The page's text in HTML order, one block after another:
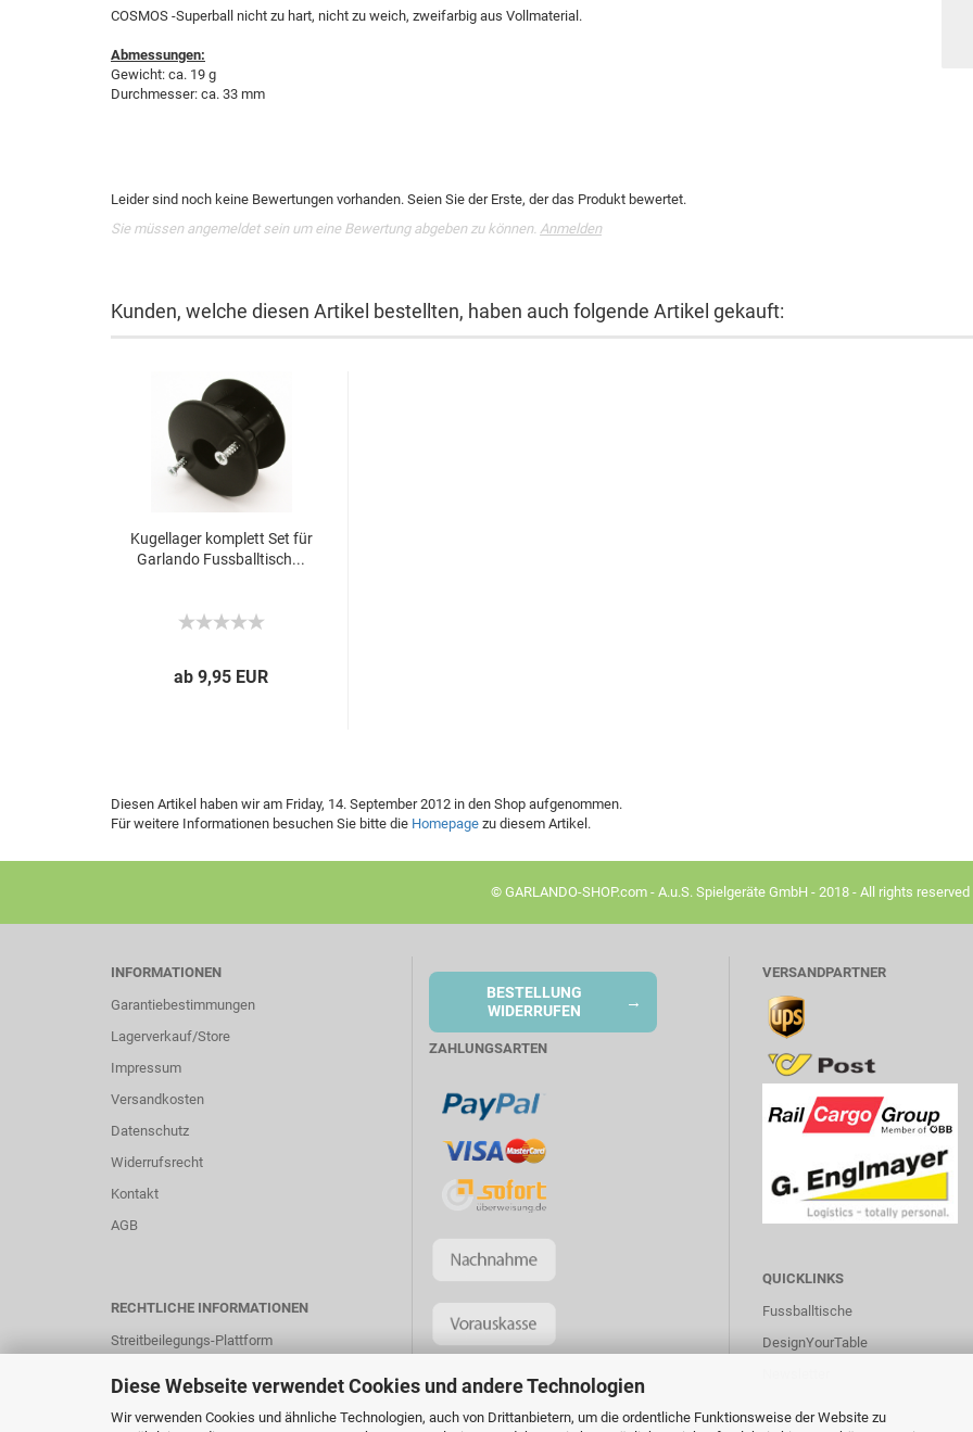
Diese Webseite verwendet Cookies und andere Technologien
Wir verwenden Cookies und ähnliche Technologien, auch von Drittanbietern, um die ordentliche Funktionsweise der Website zu
COSMOS -Superball nicht zu hart, nicht zu weich, zweifarbig aus Vollmaterial.
Abmessungen:
Gewicht: ca. 19 g
Durchmesser: ca. 33 mm
Leider sind noch keine Bewertungen vorhanden. Seien Sie der Erste, der das Produkt bewertet.
Sie müssen angemeldet sein um eine Bewertung abgeben zu können. Anmelden
Kunden, welche diesen Artikel bestellten, haben auch folgende Artikel gekauft:
Ku­gel­la­ger kom­plett Set für
Gar­lan­do Fuss­ball­tisch...
ab 9,95 EUR
Diesen Artikel haben wir am Friday, 14. September 2012 in den Shop aufgenommen.
Für weitere Informationen besuchen Sie bitte die Homepage zu diesem Artikel.
© GARLANDO-SHOP.com - A.u.S. Spielgeräte GmbH - 2018 - All rights reserved
INFORMATIONEN
Garantiebestimmungen
Lagerverkauf/Store
Impressum
Versandkosten
Datenschutz
Widerrufsrecht
Kontakt
AGB
RECHTLICHE INFORMATIONEN
Streitbeilegungs-Plattform
BESTELLUNG
WIDERRUFEN
→
ZAHLUNGSARTEN
VERSANDPARTNER
QUICKLINKS
Fussballtische
DesignYourTable